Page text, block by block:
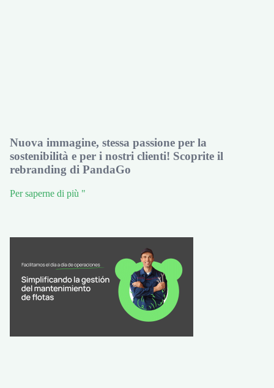
Nuova immagine, stessa passione per la
sostenibilità e per i nostri clienti! Scoprite il
rebranding di PandaGo
Per saperne di più "